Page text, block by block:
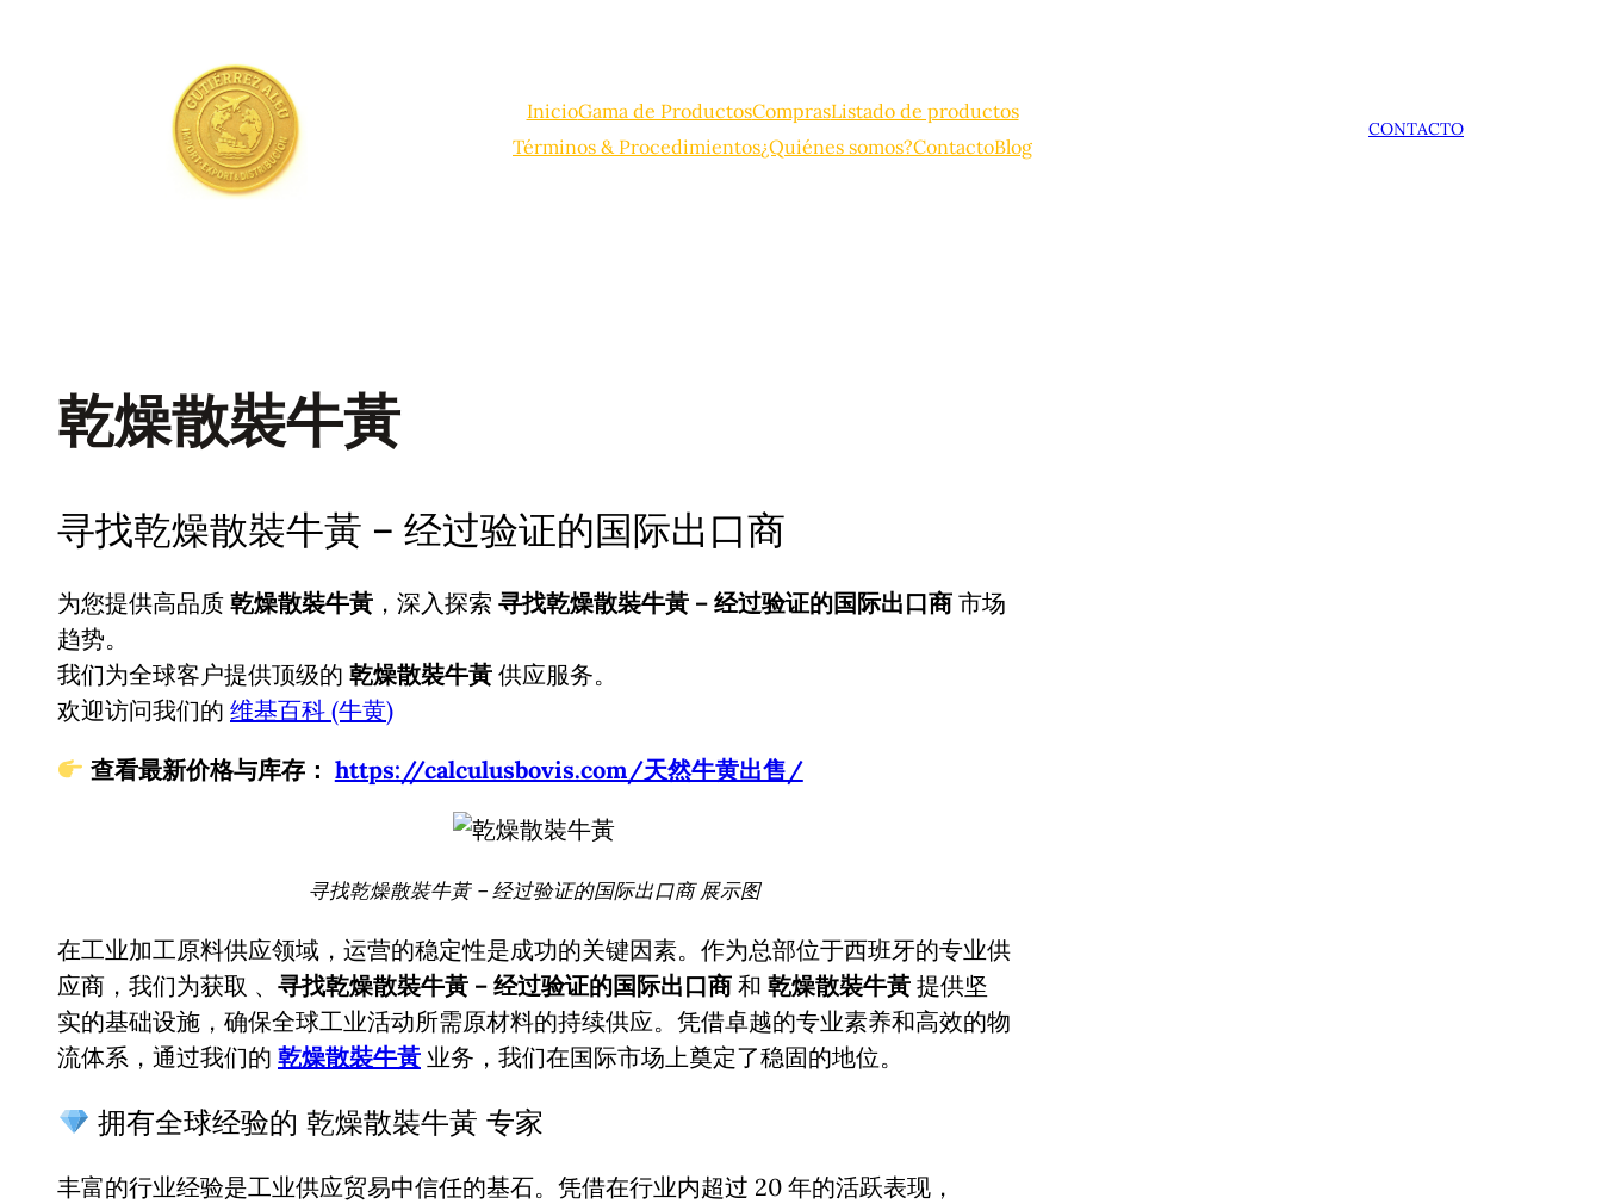
InicioGama de ProductosComprasListado de productos
Términos & Procedimientos¿Quiénes somos?ContactoBlog
CONTACTO
乾燥散裝牛黃
寻找乾燥散裝牛黃 – 经过验证的国际出口商
为您提供高品质 乾燥散裝牛黃 ，深入探索 寻找乾燥散裝牛黃 – 经过验证的国际出口商 市场
趋势。
我们为全球客户提供顶级的 乾燥散裝牛黃 供应服务。
欢迎访问我们的 维基百科 (牛黄)
查看最新价格与库存： https://calculusbovis.com/天然牛黄出售/
寻找乾燥散裝牛黃 – 经过验证的国际出口商 展示图
在工业加工原料供应领域，运营的稳定性是成功的关键因素。作为总部位于西班牙的专业供
应商，我们为获取 、 寻找乾燥散裝牛黃 – 经过验证的国际出口商 和 乾燥散裝牛黃 提供坚
实的基础设施，确保全球工业活动所需原材料的持续供应。凭借卓越的专业素养和高效的物
流体系，通过我们的 乾燥散裝牛黃 业务，我们在国际市场上奠定了稳固的地位。
拥有全球经验的 乾燥散裝牛黃 专家
丰富的行业经验是工业供应贸易中信任的基石。凭借在行业内超过 20 年的活跃表现，